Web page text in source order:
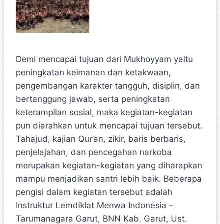
Demi mencapai tujuan dari Mukhoyyam yaitu
peningkatan keimanan dan ketakwaan,
pengembangan karakter tangguh, disiplin, dan
bertanggung jawab, serta peningkatan
keterampilan sosial, maka kegiatan-kegiatan
pun diarahkan untuk mencapai tujuan tersebut.
Tahajud, kajian Qur’an, zikir, baris berbaris,
penjelajahan, dan pencegahan narkoba
merupakan kegiatan-kegiatan yang diharapkan
mampu menjadikan santri lebih baik. Beberapa
pengisi dalam kegiatan tersebut adalah
Instruktur Lemdiklat Menwa Indonesia –
Tarumanagara Garut, BNN Kab. Garut, Ust.